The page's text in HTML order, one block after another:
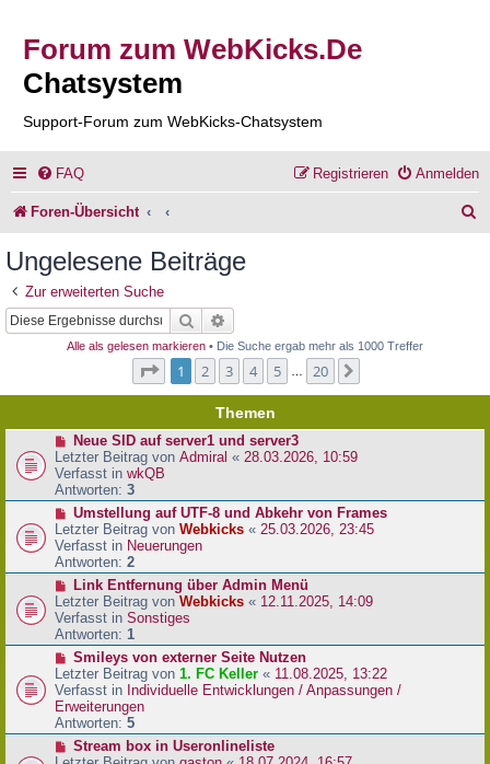
Forum zum WebKicks.De
Chatsystem
Support-Forum zum WebKicks-Chatsystem
FAQ Anmelden
Registrieren
Foren-Übersicht
Ungelesene Beiträge
Zur erweiterten Suche
Suche
Alle als gelesen markieren • Die Suche ergab mehr als 1000 Treffer
Seite von
1 2 3 4 5 20
Themen
N
e
u
e
r
B
e
i
t
a
g
Neue SID auf server1 und server3
Letzter Beitrag von Admiral « 28.03.2026, 10:59
Verfasst in wkQB
Antworten: 3
N
e
u
e
r
B
e
i
t
a
g
Umstellung auf UTF-8 und Abkehr von Frames
Letzter Beitrag von Webkicks « 25.03.2026, 23:45
Verfasst in Neuerungen
Antworten: 2
N
e
u
e
r
B
e
i
t
r
a
Link Entfernung über Admin Menü
Letzter Beitrag von Webkicks « 12.11.2025, 14:09
Verfasst in Sonstiges
Antworten: 1
N
e
u
e
r
B
e
Smileys von externer Seite Nutzen
Letzter Beitrag von 1. FC Keller « 11.08.2025, 13:22
Verfasst in Individuelle Entwicklungen / Anpassungen /
Erweiterungen
Antworten: 5
NStream box in Useronlineliste